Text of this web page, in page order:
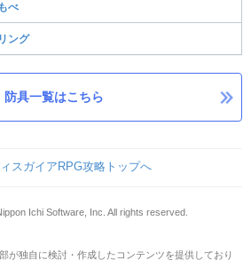
べ
ング
防具一覧はこちら
スガイアRPG攻略トップへ
Ichi Software, Inc. All rights reserved.
が独自に検討・作成したコンテンツを提供しており